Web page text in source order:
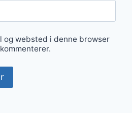
og websted i denne browser